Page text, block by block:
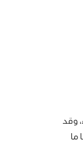
وقد
ما